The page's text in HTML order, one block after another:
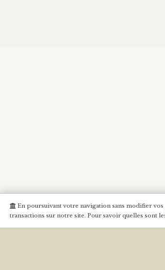
En poursuivant votre navigation sans modifier
transactions sur notre site. Pour savoir quelles sont